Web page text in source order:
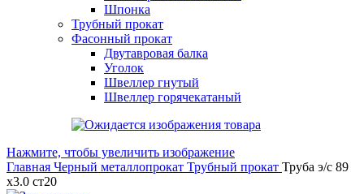
Шпонка
Трубный прокат
Фасонный прокат
Двутавровая балка
Уголок
Швеллер гнутый
Швеллер горячекатаный
Нажмите, чтобы увеличить изображение
Главная Черный металлопрокат Трубный прокат Труба э/c 89
х3.0 ст20